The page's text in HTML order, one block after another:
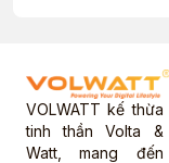
VOLWATT kế thừa
tinh thần Volta &
Watt, mang đến